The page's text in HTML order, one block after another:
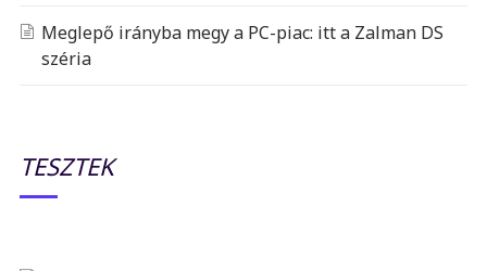
Meglepő irányba megy a PC-piac: itt a Zalman DS
széria
TESZTEK